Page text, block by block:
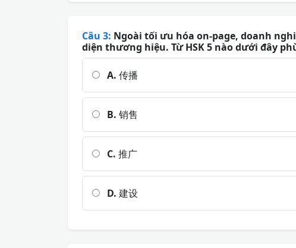
Câu 3: Ngoài tối ưu hóa on-page, doanh
diện thương hiệu. Từ HSK 5 nào dưới đây
A. 传播
B. 销售
C. 推广
D. 建设